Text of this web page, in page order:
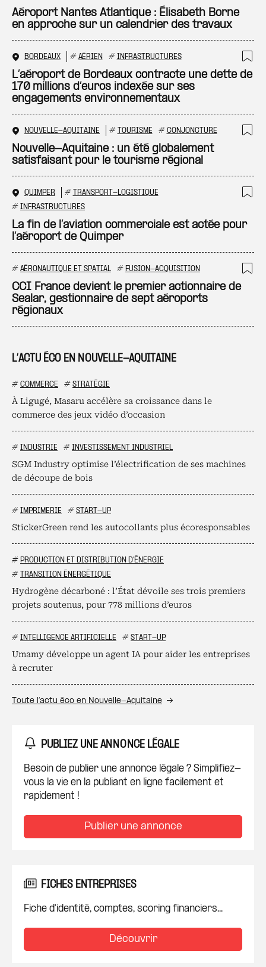
L’ACTU ÉCO EN NOUVELLE-AQUITAINE
# COMMERCE # STRATÉGIE
À Ligugé, Masaru accélère sa croissance dans le
commerce des jeux vidéo d’occasion
# INDUSTRIE # INVESTISSEMENT INDUSTRIEL
SGM Industry optimise l’électrification de ses machines
de découpe de bois
# IMPRIMERIE # START-UP
StickerGreen rend les autocollants plus écoresponsables
# PRODUCTION ET DISTRIBUTION D'ÉNERGIE
# TRANSITION ÉNERGÉTIQUE
Hydrogène décarboné : l’État dévoile ses trois premiers
projets soutenus, pour 778 millions d’euros
# INTELLIGENCE ARTIFICIELLE # START-UP
Umamy développe un agent IA pour aider les entreprises
à recruter
Toute l’actu éco en Nouvelle-Aquitaine
PUBLIEZ UNE ANNONCE LÉGALE
Besoin de publier une annonce légale ? Simplifiez-
vous la vie en la publiant en ligne facilement et
rapidement !
Publier une annonce
FICHES ENTREPRISES
Fiche d'identité, comptes, scoring financiers...
Découvrir
Aéroport Nantes Atlantique : Élisabeth Borne
en approche sur un calendrier des travaux
BORDEAUX # AÉRIEN # INFRASTRUCTURES
L’aéroport de Bordeaux contracte une dette de
170 millions d’euros indexée sur ses
engagements environnementaux
NOUVELLE-AQUITAINE # TOURISME # CONJONCTURE
Nouvelle-Aquitaine : un été globalement
satisfaisant pour le tourisme régional
QUIMPER # TRANSPORT-LOGISTIQUE
# INFRASTRUCTURES
La fin de l’aviation commerciale est actée pour
l’aéroport de Quimper
# AÉRONAUTIQUE ET SPATIAL # FUSION-ACQUISITION
CCI France devient le premier actionnaire de
Sealar, gestionnaire de sept aéroports
régionaux